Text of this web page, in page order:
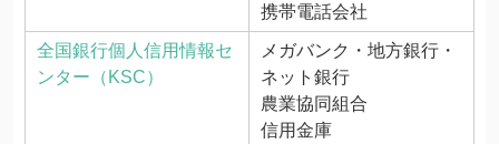
携帯電話会社
全国銀行個人信用情報セ
ンター（KSC）
メガバンク・地方銀行・
ネット銀行
農業協同組合
信用金庫